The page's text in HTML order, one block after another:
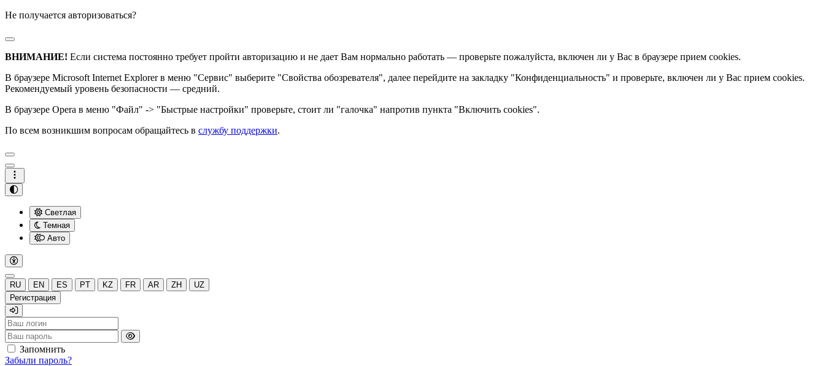
Не получается авторизоваться?
ВНИМАНИЕ! Если система постоянно требует пройти авторизацию и не дает Вам нормально работать — проверьте пожалуйста, включен ли у Вас в браузере прием cookies.
В браузере Microsoft Internet Explorer в меню "Сервис" выберите "Свойства обозревателя", далее перейдите на закладку "Конфиденциальность" и проверьте, включен ли у Вас прием cookies.
Рекомендуемый уровень безопасности — средний.
В браузере Opera в меню "Файл" -> "Быстрые настройки" проверьте, стоит ли "галочка" напротив пункта "Включить cookies".
По всем возникшим вопросам обращайтесь в службу поддержки.
Светлая
Темная
Авто
RU EN ES PT KZ FR AR ZH
UZ
Регистрация
Запомнить
Забыли пароль?